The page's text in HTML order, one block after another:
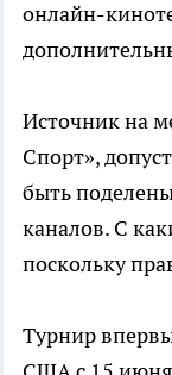
онлайн-
Источник на
Спорт»,
быть
каналов. С
поскольку
Турнир